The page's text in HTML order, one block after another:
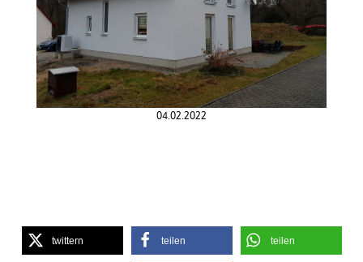
04.02.2022
twittern teilen teilen